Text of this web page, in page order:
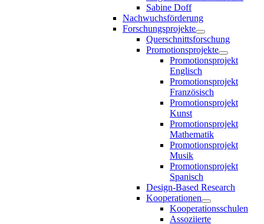
Sabine Doff
Nachwuchsförderung
Forschungsprojekte
Querschnittsforschung
Promotionsprojekte
Promotionsprojekt
Englisch
Promotionsprojekt
Französisch
Promotionsprojekt
Kunst
Promotionsprojekt
Mathematik
Promotionsprojekt
Musik
Promotionsprojekt
Spanisch
Design-Based Research
Kooperationen
Kooperationsschulen
Assoziierte